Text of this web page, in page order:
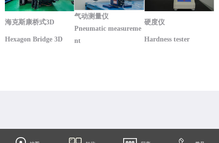
海克斯康桥式3D
Hexagon Bridge 3D
气动测量仪
Pneumatic measureme
nt
硬度仪
Hardness tester